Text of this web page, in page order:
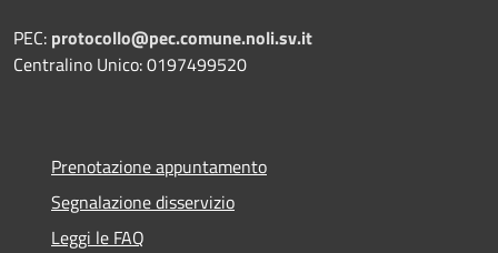
PEC: protocollo@pec.comune.noli.sv.it
Centralino Unico: 0197499520
Prenotazione appuntamento
Segnalazione disservizio
Leggi le FAQ